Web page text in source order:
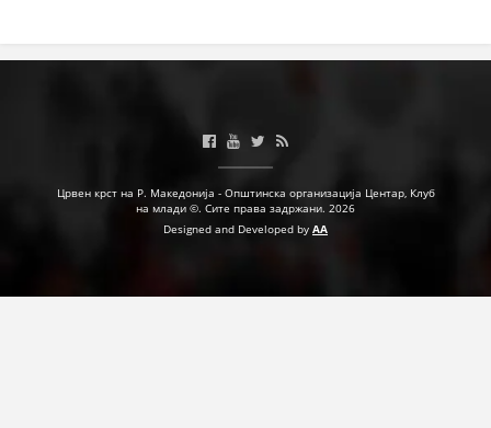
ПРИРАЧНИЦИ
ЕДУКАТИВНО ИНФОРМАТИВНИ МАТЕРИЈАЛИ
Црвен крст на Р. Македонија - Општинска организација Центар, Клуб
на млади ©. Сите права задржани. 2026
Designed and Developed by AA